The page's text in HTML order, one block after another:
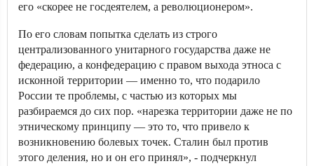
его «скорее не госдеятелем, а революционером».
По его словам попытка сделать из строго
централизованного унитарного государства даже не
федерацию, а конфедерацию с правом выхода этноса с
исконной территории — именно то, что подарило
России те проблемы, с частью из которых мы
разбираемся до сих пор. «нарезка территории даже не по
этническому принципу — это то, что привело к
возникновению болевых точек. Сталин был против
этого деления, но и он его принял», - подчеркнул